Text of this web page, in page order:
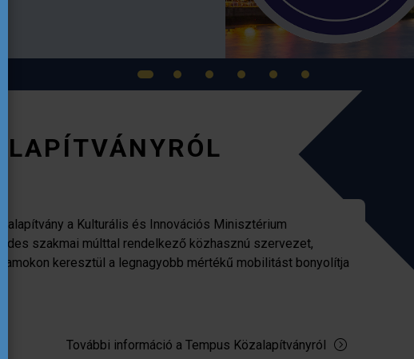
meg, ezúttal Győr városában, a
a Kulturális és Innovációs Minisztérium
szakmai múlttal rendelkező közhasznú szervezet,
keresztül a legnagyobb mértékű mobilitást bonyolítja
További információ a Tempus Közalapítványról